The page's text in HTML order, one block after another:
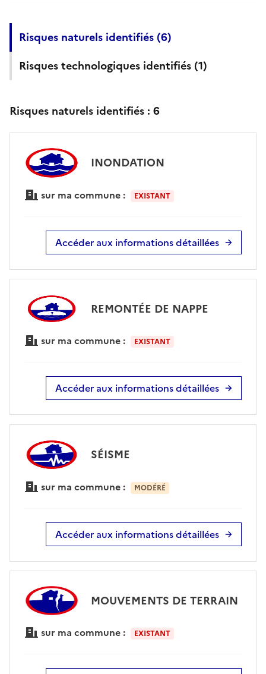
Risques naturels identifiés (6)
Risques technologiques identifiés (1)
Risques naturels identifiés : 6
INONDATION
sur ma commune : EXISTANT
Accéder aux informations détaillées
REMONTÉE DE NAPPE
sur ma commune : EXISTANT
Accéder aux informations détaillées
SÉISME
sur ma commune : MODÉRÉ
Accéder aux informations détaillées
MOUVEMENTS DE TERRAIN
sur ma commune : EXISTANT